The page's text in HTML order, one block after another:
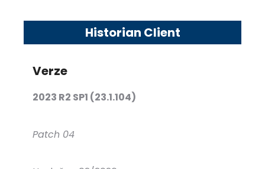
Historian Client
Verze
2023 R2 SP1 (23.1.104)
Patch 04